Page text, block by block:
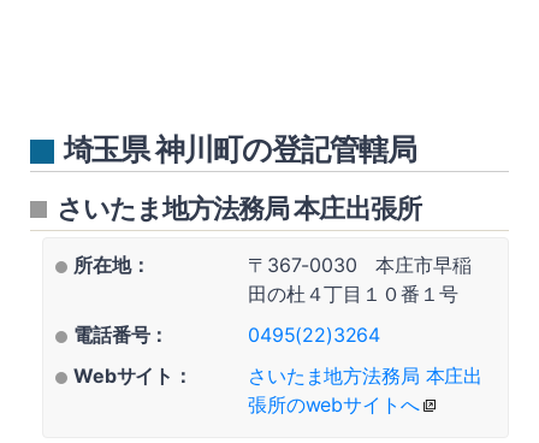
埼玉県 神川町の登記管轄局
さいたま地方法務局 本庄出張所
所在地：
〒367-0030 本庄市早稲
田の杜４丁目１０番１号
電話番号：
0495(22)3264
Webサイト：
さいたま地方法務局 本庄出
張所のwebサイトへ